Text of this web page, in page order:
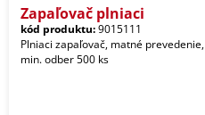
Zapaľovač plniaci
kód produktu:9015111
Plniaci zapaľovač, matné prevedenie,
min. odber 500 ks